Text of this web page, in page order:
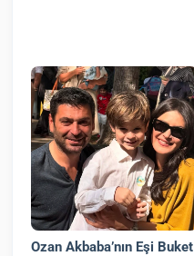
Ozan Akbaba’nın Eşi Buket